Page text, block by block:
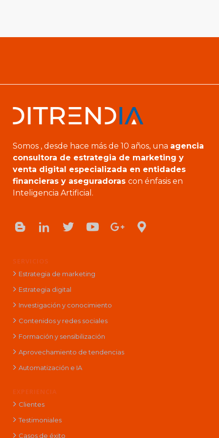
Somos , desde hace más de 10 años, una agencia
consultora de estrategia de marketing y
venta digital especializada en entidades
financieras y aseguradoras con énfasis en
Inteligencia Artificial.
SERVICIOS
Estrategia de marketing
Estrategia digital
Investigación y conocimiento
Contenidos y redes sociales
Formación y sensibilización
Aprovechamiento de tendencias
Automatización e IA
EXPERIENCIA
Clientes
Testimoniales
Casos de éxito